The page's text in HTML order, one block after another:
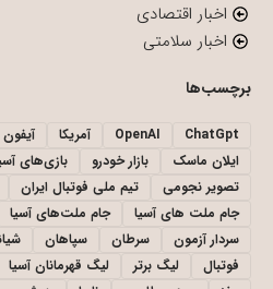
اخبار اقتصادی
اخبار سلامتی
برچسب‌ها
ChatGpt
OpenAI آمریکا آیفون
ایلان ماسک
بازار خودرو بازی‌های
تصویر نجومی
تیم ملی فوتبال ایران
جام ملت های آسیا
جام ملت‌های آسیا
سردار آزمون
سرطان سپاهان
فوتبال
لیگ برتر لیگ قهرمانان آسیا